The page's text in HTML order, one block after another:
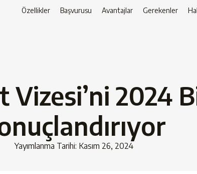
Özellikler Başvurusu Avantajlar Gerekenler
Vizesi’ni 2024
Yayımlanma Tarihi: Kasım 26, 2024